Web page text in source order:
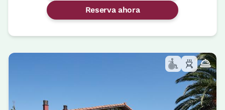
Reserva ahora